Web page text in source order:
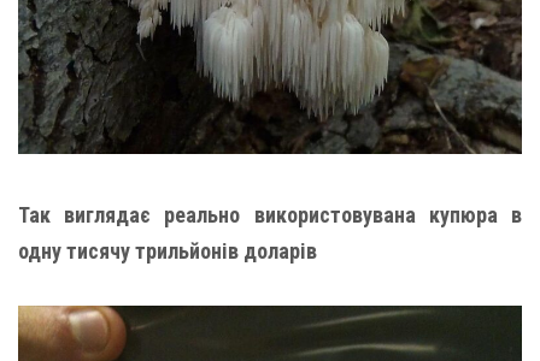
Так виглядає реально використовувана купюра в
одну тисячу трильйонів доларів